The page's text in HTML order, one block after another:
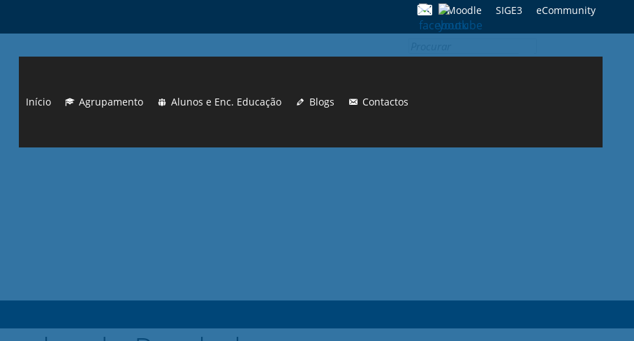
Moodle SIGE3 eCommunity
Início Agrupamento Alunos e Enc. Educação Blogs Contactos